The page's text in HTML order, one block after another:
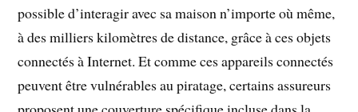
possible d’interagir avec sa maison n’importe où même,
à des milliers kilomètres de distance, grâce à ces objets
connectés à Internet. Et comme ces appareils connectés
peuvent être vulnérables au piratage, certains assureurs